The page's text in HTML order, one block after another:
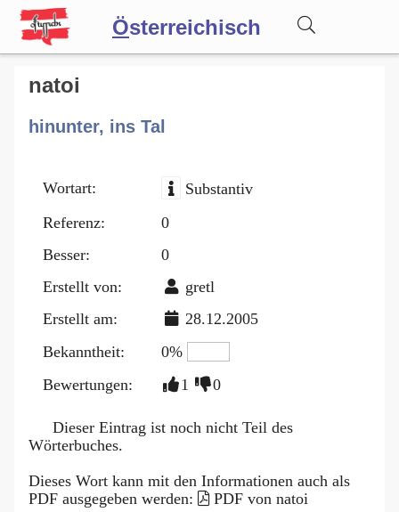
Österreichisch
Wörterbuch
Forum
Blog
natoi
hinunter, ins Tal
Wortart:
Substantiv
Referenz:
0
Besser:
0
Erstellt von:
gretl
Erstellt am:
28.12.2005
Bekanntheit:
0%
Bewertungen:
1 0
Dieser Eintrag ist noch nicht Teil des
Wörterbuches.
Dieses Wort kann mit den Informationen auch als
PDF ausgegeben werden:
PDF von natoi